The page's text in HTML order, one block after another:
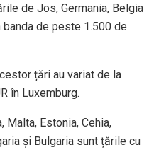
de Jos, Germania, Belgia
de peste 1.500 de
țări au variat de la
în Luxemburg.
Malta, Estonia, Cehia,
și Bulgaria sunt țările cu